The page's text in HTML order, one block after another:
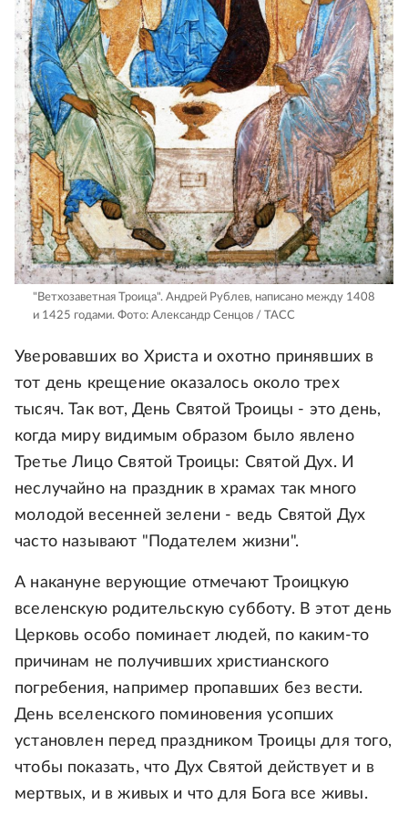
"Ветхозаветная Троица". Андрей Рублев, написано между 1408
и 1425 годами. Фото: Александр Сенцов / ТАСС
Уверовавших во Христа и охотно принявших в
тот день крещение оказалось около трех
тысяч. Так вот, День Святой Троицы - это день,
когда миру видимым образом было явлено
Третье Лицо Святой Троицы: Святой Дух. И
неслучайно на праздник в храмах так много
молодой весенней зелени - ведь Святой Дух
часто называют "Подателем жизни".
А накануне верующие отмечают Троицкую
вселенскую родительскую субботу. В этот день
Церковь особо поминает людей, по каким-то
причинам не получивших христианского
погребения, например пропавших без вести.
День вселенского поминовения усопших
установлен перед праздником Троицы для того,
чтобы показать, что Дух Святой действует и в
мертвых, и в живых и что для Бога все живы.